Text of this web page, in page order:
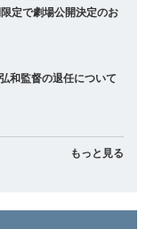
定で劇場公開決定のお
和監督の退任について
もっと見る